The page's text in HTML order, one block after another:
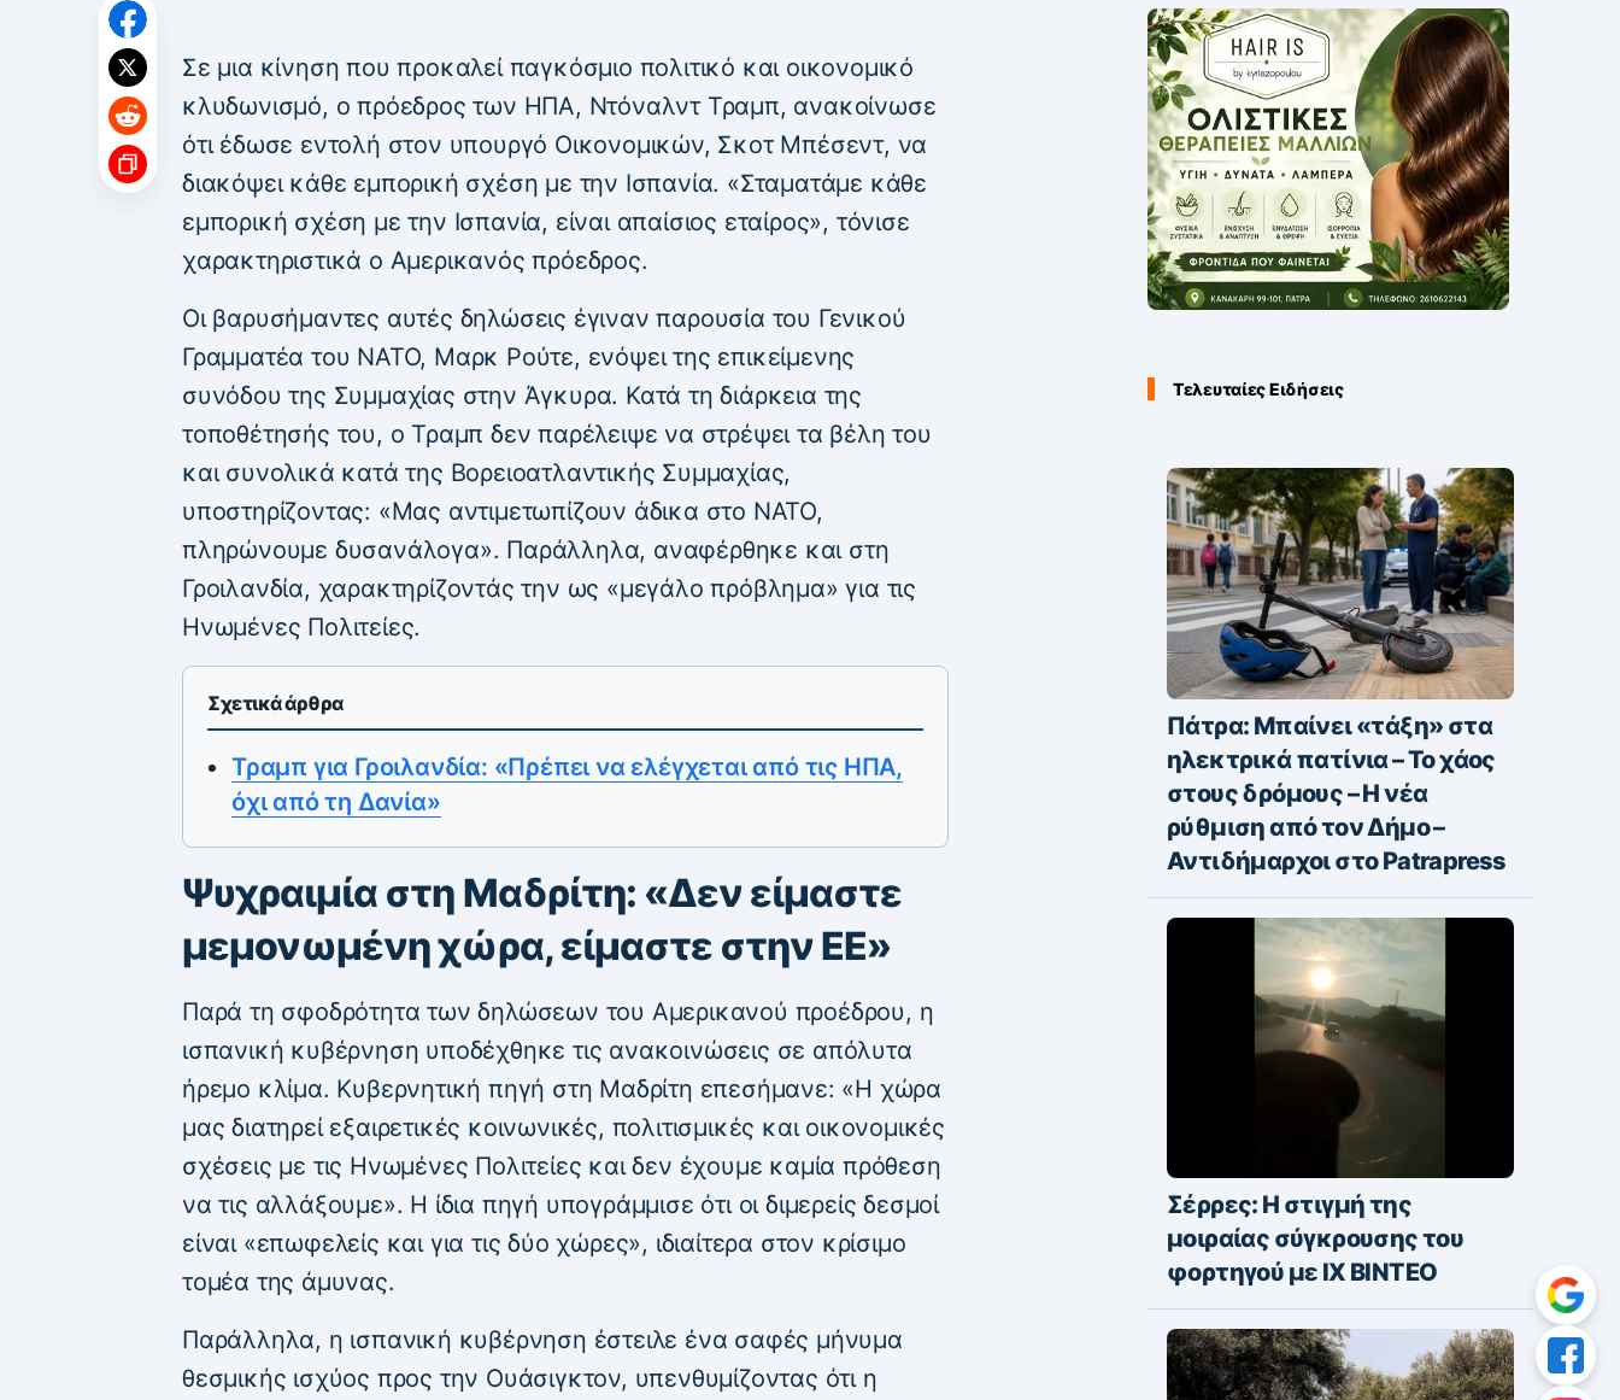
Σε μια κίνηση που προκαλεί παγκόσμιο πολιτικό και οικονομικό
κλυδωνισμό, ο πρόεδρος των ΗΠΑ, Ντόναλντ Τραμπ, ανακοίνωσε
ότι έδωσε εντολή στον υπουργό Οικονομικών, Σκοτ Μπέσεντ, να
διακόψει κάθε εμπορική σχέση με την Ισπανία. «Σταματάμε κάθε
εμπορική σχέση με την Ισπανία, είναι απαίσιος εταίρος», τόνισε
χαρακτηριστικά ο Αμερικανός πρόεδρος.
Οι βαρυσήμαντες αυτές δηλώσεις έγιναν παρουσία του Γενικού
Γραμματέα του ΝΑΤΟ, Μαρκ Ρούτε, ενόψει της επικείμενης
συνόδου της Συμμαχίας στην Άγκυρα. Κατά τη διάρκεια της
τοποθέτησής του, ο Τραμπ δεν παρέλειψε να στρέψει τα βέλη του
και συνολικά κατά της Βορειοατλαντικής Συμμαχίας,
υποστηρίζοντας: «Μας αντιμετωπίζουν άδικα στο ΝΑΤΟ,
πληρώνουμε δυσανάλογα». Παράλληλα, αναφέρθηκε και στη
Γροιλανδία, χαρακτηρίζοντάς την ως «μεγάλο πρόβλημα» για τις
Ηνωμένες Πολιτείες.
Σχετικά άρθρα
Τραμπ για Γροιλανδία: «Πρέπει να ελέγχεται από τις ΗΠΑ,
όχι από τη Δανία»
Ψυχραιμία στη Μαδρίτη: «Δεν είμαστε
μεμονωμένη χώρα, είμαστε στην ΕΕ»
Παρά τη σφοδρότητα των δηλώσεων του Αμερικανού προέδρου, η
ισπανική κυβέρνηση υποδέχθηκε τις ανακοινώσεις σε απόλυτα
ήρεμο κλίμα. Κυβερνητική πηγή στη Μαδρίτη επεσήμανε: «Η χώρα
μας διατηρεί εξαιρετικές κοινωνικές, πολιτισμικές και οικονομικές
σχέσεις με τις Ηνωμένες Πολιτείες και δεν έχουμε καμία πρόθεση
να τις αλλάξουμε». Η ίδια πηγή υπογράμμισε ότι οι διμερείς δεσμοί
είναι «επωφελείς και για τις δύο χώρες», ιδιαίτερα στον κρίσιμο
τομέα της άμυνας.
Παράλληλα, η ισπανική κυβέρνηση έστειλε ένα σαφές μήνυμα
θεσμικής ισχύος προς την Ουάσιγκτον, υπενθυμίζοντας ότι η
Τελευταίες Ειδήσεις
Πάτρα: Μπαίνει «τάξη» στα
ηλεκτρικά πατίνια – Το χάος
στους δρόμους – Η νέα
ρύθμιση από τον Δήμο –
Αντιδήμαρχοι στο Patrapress
Σέρρες: Η στιγμή της
μοιραίας σύγκρουσης του
φορτηγού με ΙΧ ΒΙΝΤΕΟ